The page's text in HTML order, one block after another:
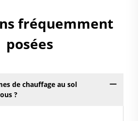
fréquemment
posées
de chauffage au sol
?